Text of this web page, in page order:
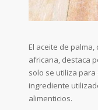
El aceite de
africana, destaca
solo se utiliza
ingrediente
alimenticios.